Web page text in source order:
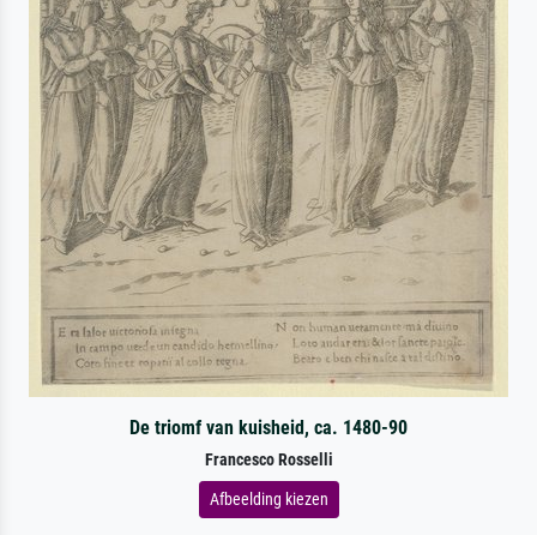
De triomf van kuisheid, ca. 1480-90
Francesco Rosselli
Afbeelding kiezen